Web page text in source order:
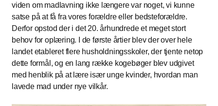
viden om madlavning ikke længere var noget, vi kunne
satse på at få fra vores forældre eller bedsteforældre.
Derfor opstod der i det 20. århundrede et meget stort
behov for oplæring. I de første årtier blev der over hele
landet etableret flere husholdningsskoler, der tjente netop
dette formål, og en lang række kogebøger blev udgivet
med henblik på at lære især unge kvinder, hvordan man
lavede mad under nye vilkår.